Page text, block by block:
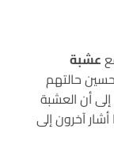
عشبة
حالتهم
أن العشبة
آخرون إلى